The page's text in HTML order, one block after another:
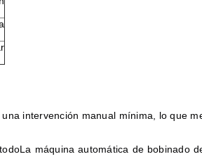
intervención manual mínima, lo que
La máquina automática de bobinado